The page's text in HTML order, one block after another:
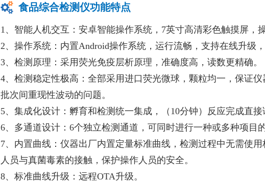
食品综合检测仪功能特点
1、智能人机交互：安卓智能操作系统，7英寸高清彩色触摸屏，
2、操作系统：内置Android操作系统，运行流畅，支持在线升级
3、检测原理：采用荧光免疫层析原理，准确度高，读数更精确。
4、检测稳定性极高：全部采用进口荧光微球，颗粒均一，保证
批次间重现性波动的问题。
5、集成化设计：孵育和检测统一集成，（10分钟）反应完成直
6、多通道设计：6个独立检测通道，可同时进行一种或多种项目
7、内置曲线：仪器出厂内置定量标准曲线，检测过程中无需使
人员与真菌毒素的接触，保护操作人员的安全。
8、标准曲线升级：远程OTA升级。